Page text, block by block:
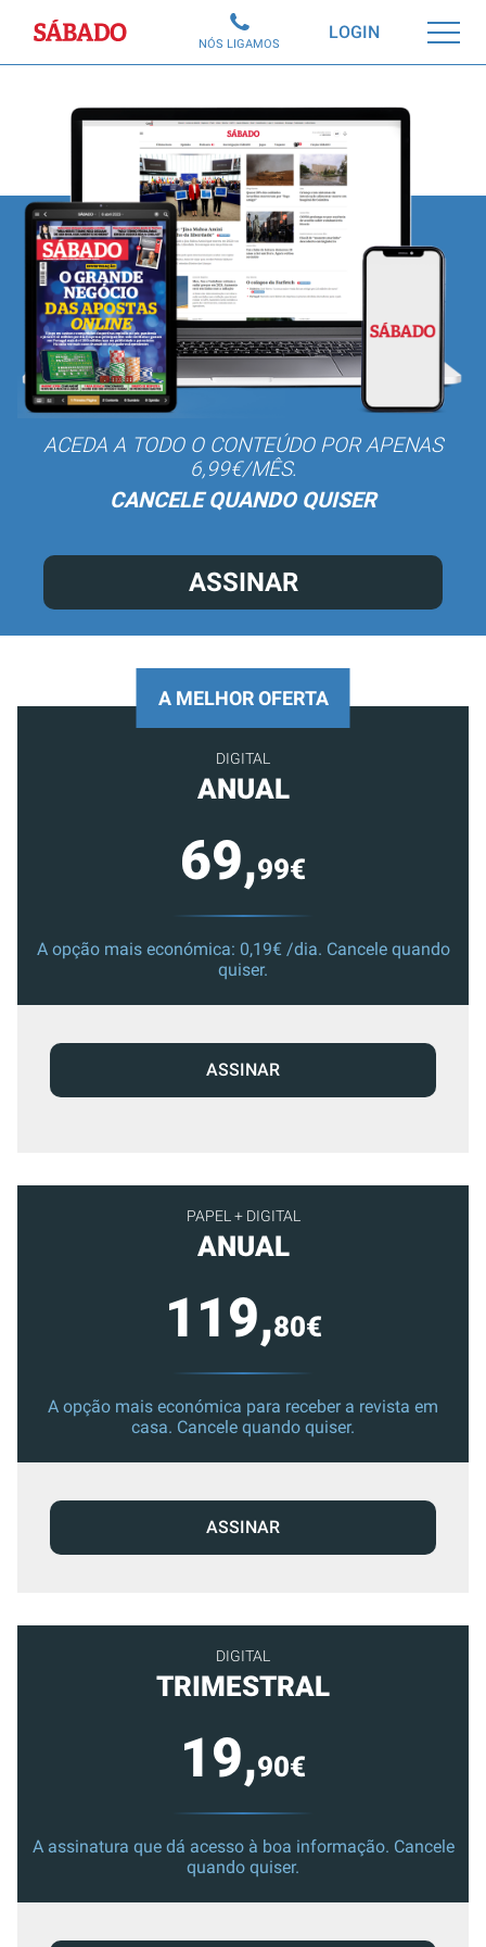
Sábado LOGIN
NÓS LIGAMOS
ACEDA A TODO O CONTEÚDO POR APENAS
6,99€/MÊS.
CANCELE QUANDO QUISER
ASSINAR
PAPEL + DIGITAL
ANUAL
119,80€
A opção mais económica para receber a revista em
casa. Cancele quando quiser.
ASSINAR
DIGITAL
TRIMESTRAL
19,90€
A assinatura que dá acesso à boa informação. Cancele
quando quiser.
A MELHOR OFERTA
DIGITAL
ANUAL
69,99€
A opção mais económica: 0,19€ /dia. Cancele quando
quiser.
ASSINAR